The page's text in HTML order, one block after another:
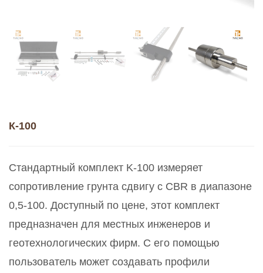
К-100
Стандартный комплект K-100 измеряет
сопротивление грунта сдвигу с CBR в диапазоне
0,5-100. Доступный по цене, этот комплект
предназначен для местных инженеров и
геотехнологических фирм. С его помощью
пользователь может создавать профили